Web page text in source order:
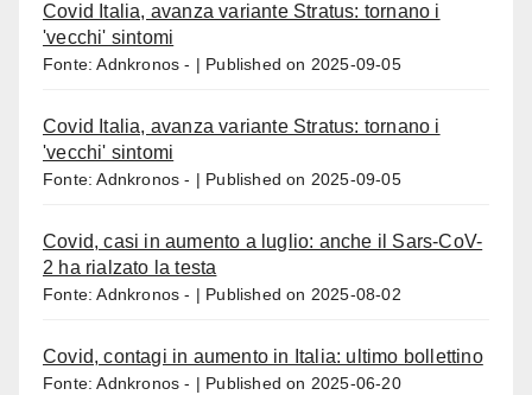
Covid Italia, avanza variante Stratus: tornano i
'vecchi' sintomi
Fonte: Adnkronos - Published on 2025-09-05
Covid Italia, avanza variante Stratus: tornano i
'vecchi' sintomi
Fonte: Adnkronos - Published on 2025-09-05
Covid, casi in aumento a luglio: anche il Sars-CoV-
2 ha rialzato la testa
Fonte: Adnkronos - Published on 2025-08-02
Covid, contagi in aumento in Italia: ultimo bollettino
Fonte: Adnkronos - Published on 2025-06-20